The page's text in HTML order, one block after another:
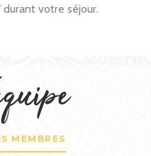
votre séjour.
MEMBRES